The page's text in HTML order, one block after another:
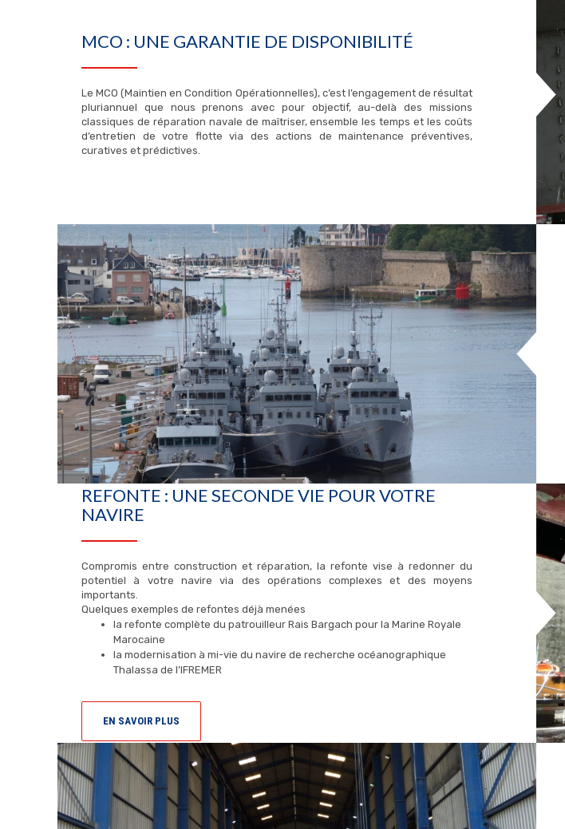
MCO : UNE GARANTIE DE DISPONIBILITÉ
Le MCO (Maintien en Condition Opérationnelles), c’est l’engagement de résultat
pluriannuel que nous prenons avec pour objectif, au-delà des missions
classiques de réparation navale de maîtriser, ensemble les temps et les coûts
d’entretien de votre flotte via des actions de maintenance préventives,
curatives et prédictives.
REFONTE : UNE SECONDE VIE POUR VOTRE
NAVIRE
Compromis entre construction et réparation, la refonte vise à redonner du
potentiel à votre navire via des opérations complexes et des moyens
importants.
Quelques exemples de refontes déjà menées
la refonte complète du patrouilleur Rais Bargach pour la Marine Royale
Marocaine
la modernisation à mi-vie du navire de recherche océanographique
Thalassa de l’IFREMER
EN SAVOIR PLUS